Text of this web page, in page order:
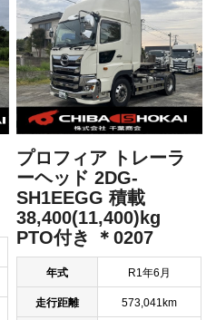
プロフィア トレーラ
ーヘッド 2DG-
SH1EEGG 積載
38,400(11,400)kg
PTO付き ＊0207
年式 R1年6月
走行距離 573,041km